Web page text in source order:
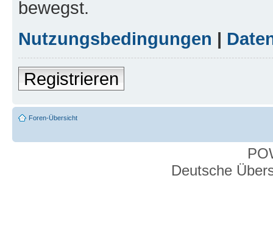
bewegst.
Nutzungsbedingungen |
Registrieren
Foren-Übersicht
Deutsche